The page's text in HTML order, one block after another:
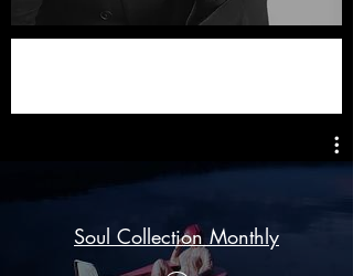
Soul Collection Monthly